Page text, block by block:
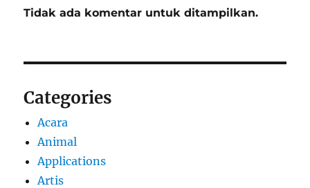
Tidak ada komentar untuk ditampilkan.
Categories
Acara
Animal
Applications
Artis